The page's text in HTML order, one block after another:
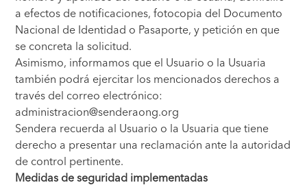
a efectos de notificaciones, fotocopia del Documento
Nacional de Identidad o Pasaporte, y petición en que
se concreta la solicitud.
Asimismo, informamos que el Usuario o la Usuaria
también podrá ejercitar los mencionados derechos a
través del correo electrónico:
administracion@senderaong.org
Sendera recuerda al Usuario o la Usuaria que tiene
derecho a presentar una reclamación ante la autoridad
de control pertinente.
Medidas de seguridad implementadas